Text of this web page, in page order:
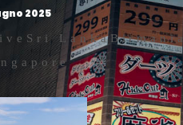
2025
Sri LankaBirmania